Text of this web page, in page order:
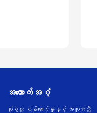
အထောက်အပံ့
သုံးစွဲသူ ဝန်ဆောင်မှုနှင့် အကူအညီ